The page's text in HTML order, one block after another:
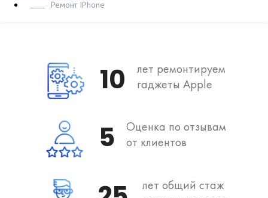
Ремонт IPhone
10
лет ремонтируем
гаджеты Apple
5
Оценка по отзывам
от клиентов
лет общий стаж